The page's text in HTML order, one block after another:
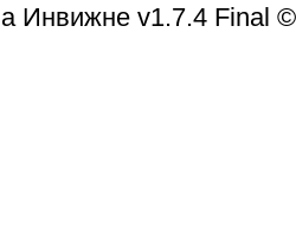
Инвижне v1.7.4 Final